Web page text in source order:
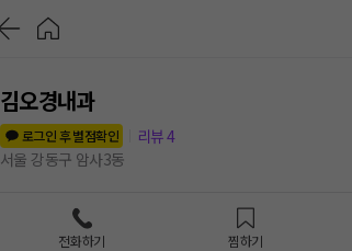
김오경내과
로그인 후 별점확인
리뷰4
서울 강동구 암사3동
전화하기 찜하기